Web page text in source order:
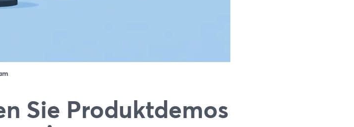
Sie Produktdemos